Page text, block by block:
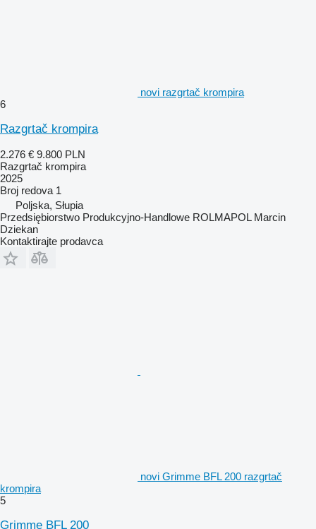
novi razgrtač krompira
6
Razgrtač krompira
2.276 € 9.800 PLN
Razgrtač krompira
2025
Broj redova 1
Poljska, Słupia
Przedsiębiorstwo Produkcyjno-Handlowe ROLMAPOL Marcin
Dziekan
Kontaktirajte prodavca
novi Grimme BFL 200 razgrtač
krompira
5
Grimme BFL 200